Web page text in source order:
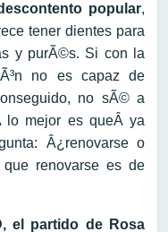
popular,
tener dientes para
y purÃ©s. Si con la
no es capaz de
no sÃ© a
lo mejor es queÂ ya
Â¿renovarse o
renovarse es de
el partido de Rosa